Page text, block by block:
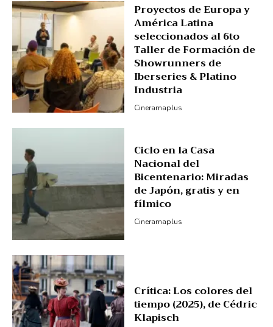
Proyectos de Europa y
América Latina
seleccionados al 6to
Taller de Formación de
Showrunners de
Iberseries & Platino
Industria
Cineramaplus
Ciclo en la Casa
Nacional del
Bicentenario: Miradas
de Japón, gratis y en
fílmico
Cineramaplus
Crítica: Los colores del
tiempo (2025), de Cédric
Klapisch